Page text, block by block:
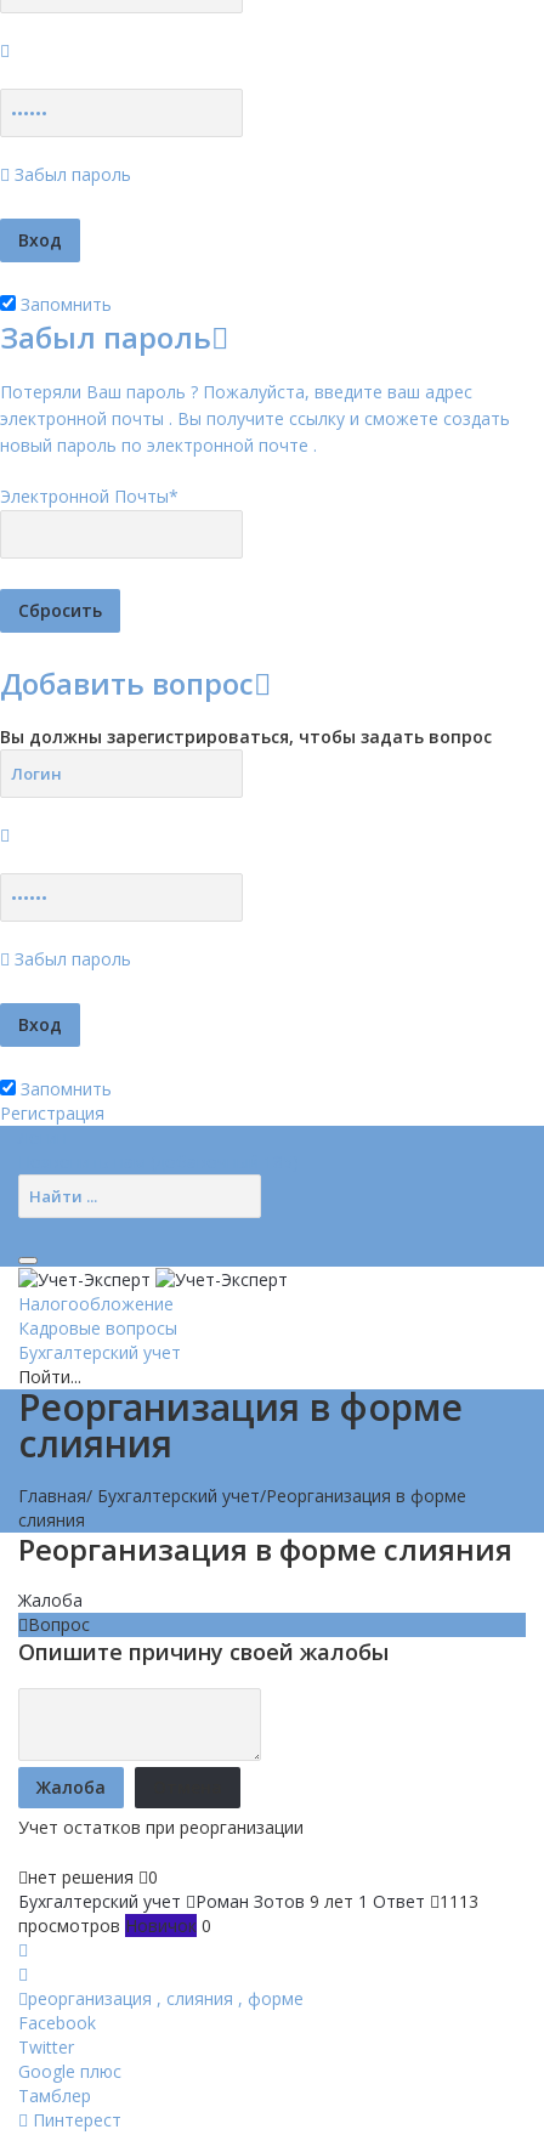
Забыл пароль
Запомнить
Забыл пароль
Потеряли Ваш пароль ? Пожалуйста, введите ваш адрес
электронной почты . Вы получите ссылку и сможете создать
новый пароль по электронной почте .
Электронной Почты*
Добавить вопрос
Вы должны зарегистрироваться, чтобы задать вопрос
Забыл пароль
Запомнить
Регистрация
Налогообложение
Кадровые вопросы
Бухгалтерский учет
Пойти...
Реорганизация в форме
слияния
Главная/ Бухгалтерский учет/Реорганизация в форме
слияния
Реорганизация в форме слияния
Жалоба
Вопрос
Опишите причину своей жалобы
Жалоба
Учет остатков при реорганизации
нет решения
0
Бухгалтерский учет
Роман Зотов 9 лет 1 Ответ
1113
просмотров Новичок 0
реорганизация , слияния , форме
Facebook
Twitter
Google плюс
Тамблер
Пинтерест